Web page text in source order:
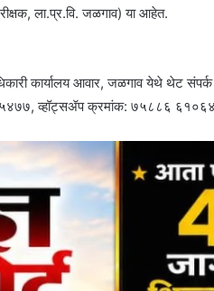
ला.प्र.वि. जळगाव) या आहेत.
कार्यालय आवार, जळगाव येथे थेट
व्हॉट्सॲप क्रमांक: ७५८८६ ६१०६४